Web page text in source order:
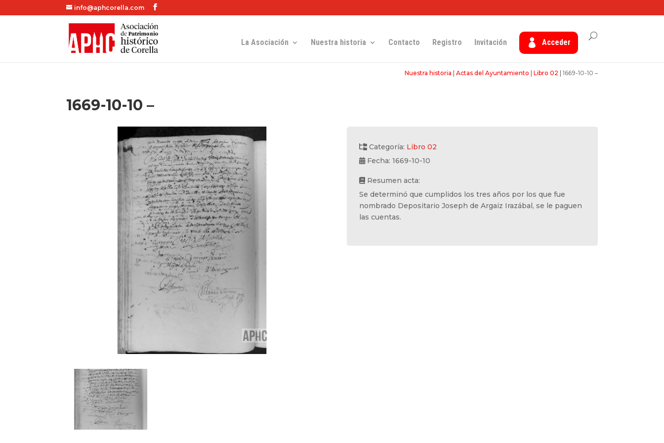
info@aphcorella.com
La Asociación Nuestra historia Contacto Registro Invitación Acceder
Nuestra historia Actas del Ayuntamiento Libro 02 1669-10-10 –
1669-10-10 –
Categoría: Libro 02
Fecha: 1669-10-10
Resumen acta:
Se determinó que cumplidos los tres años por los que fue
nombrado Depositario Joseph de Argaiz Irazábal, se le paguen
las cuentas.